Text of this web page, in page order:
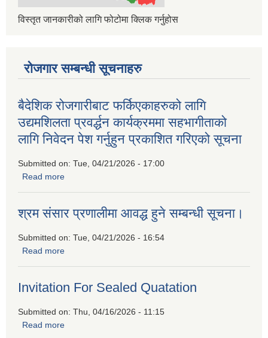
विस्तृत जानकारीको लागि फोटोमा क्लिक गर्नुहोस
रोजगार सम्बन्धी सूचनाहरु
बैदेशिक रोजगारीबाट फर्किएकाहरुको लागि
उद्यमशिलता प्रवर्द्धन कार्यक्रममा सहभागीताको
लागि निवेदन पेश गर्नुहुन प्रकाशित गरिएको सूचना
Submitted on: Tue, 04/21/2026 - 17:00
Read more
श्रम संसार प्रणालीमा आवद्ध हुने सम्बन्धी सूचना।
Submitted on: Tue, 04/21/2026 - 16:54
Read more
Invitation For Sealed Quatation
Submitted on: Thu, 04/16/2026 - 11:15
Read more